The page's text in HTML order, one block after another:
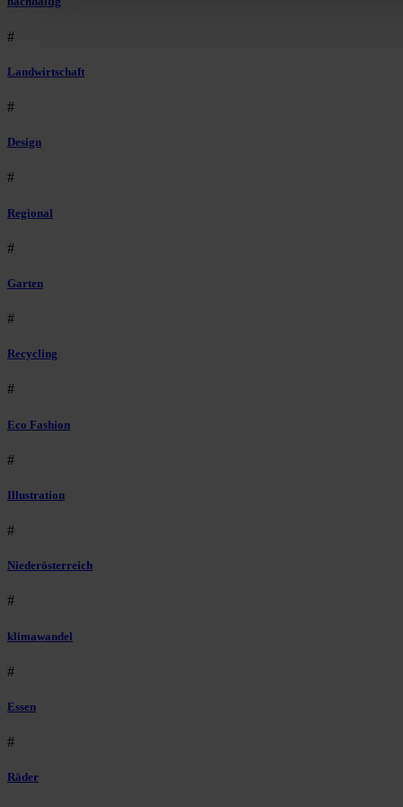
#
Landwirtschaft
#
Design
#
Regional
#
Garten
#
Recycling
#
Eco Fashion
#
Illustration
#
Niederösterreich
#
klimawandel
#
Essen
#
Räder